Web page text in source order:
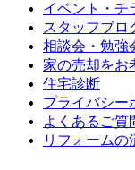
イベント・チ
スタッフブロ
相談会・勉強
家の売却をお
住宅診断
プライバシー
よくあるご質
リフォームの